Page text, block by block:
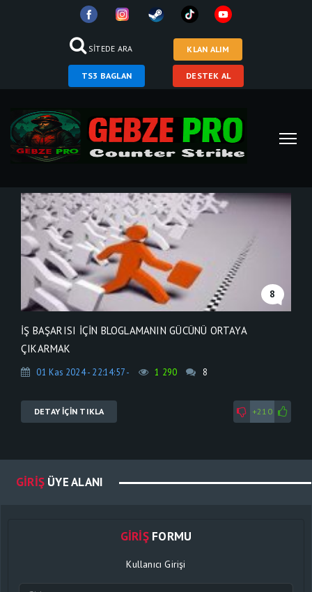
SİTEDE ARA KLAN ALIM
TS3 BAGLAN DESTEK AL
8
İŞ BAŞARISI İÇIN BLOGLAMANIN GÜCÜNÜ ORTAYA
ÇIKARMAK
01 Kas 2024 - 22:14:57 - 1 290 8
DETAY İÇİN TIKLA +210
GIRIŞ ÜYE ALANI
GIRIŞFORMU
Kullanıcı Girişi